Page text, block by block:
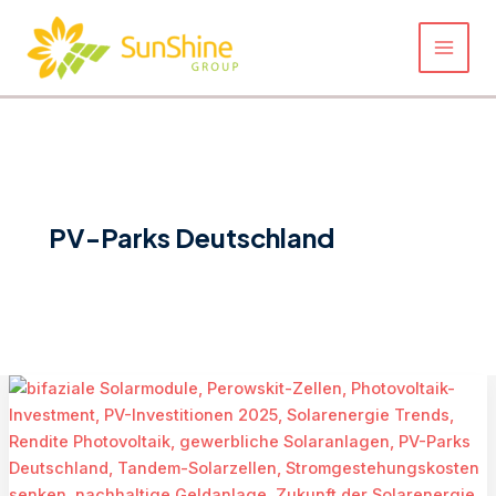
Inhalt
springen
PV-Parks Deutschland